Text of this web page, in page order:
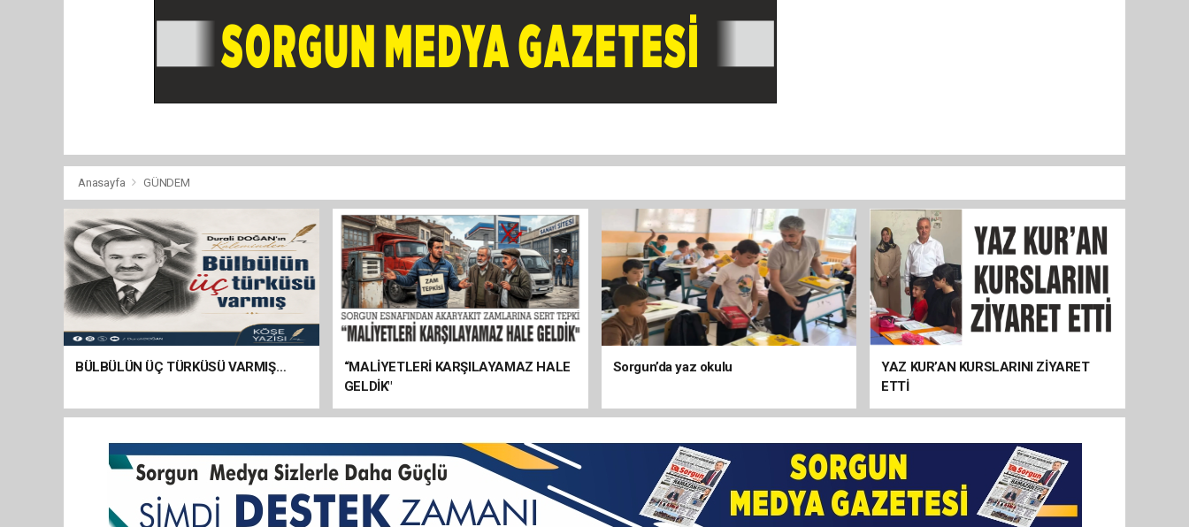
Anasayfa GÜNDEM
BÜLBÜLÜN ÜÇ TÜRKÜSÜ VARMIŞ…
“MALİYETLERİ KARŞILAYAMAZ HALE
GELDİK"
Sorgun’da yaz okulu
YAZ KUR’AN KURSLARINI ZİYARET
ETTİ